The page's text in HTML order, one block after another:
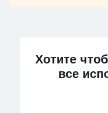
Хотите
все